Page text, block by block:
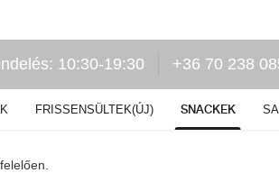
10:30-19:30 +36 70 238
FRISSENSÜLTEK(ÚJ) SNACKEK